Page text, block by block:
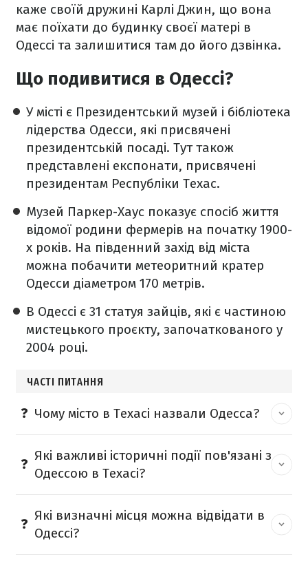
каже своїй дружині Карлі Джин, що вона
має поїхати до будинку своєї матері в
Одессі та залишитися там до його дзвінка.
Що подивитися в Одессі?
У місті є Президентський музей і бібліотека
лідерства Одесси, які присвячені
президентській посаді. Тут також
представлені експонати, присвячені
президентам Республіки Техас.
Музей Паркер-Хаус показує спосіб життя
відомої родини фермерів на початку 1900-
х років. На південний захід від міста
можна побачити метеоритний кратер
Одесси діаметром 170 метрів.
В Одессі є 31 статуя зайців, які є частиною
мистецького проєкту, започаткованого у
2004 році.
ЧАСТІ ПИТАННЯ
Чому місто в Техасі назвали Одесса?
Які важливі історичні події пов'язані з
Одессою в Техасі?
Які визначні місця можна відвідати в
Одессі?